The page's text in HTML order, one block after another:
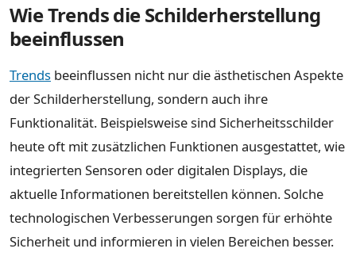
Wie Trends die Schilderherstellung
beeinflussen
Trends beeinflussen nicht nur die ästhetischen Aspekte
der Schilderherstellung, sondern auch ihre
Funktionalität. Beispielsweise sind Sicherheitsschilder
heute oft mit zusätzlichen Funktionen ausgestattet, wie
integrierten Sensoren oder digitalen Displays, die
aktuelle Informationen bereitstellen können. Solche
technologischen Verbesserungen sorgen für erhöhte
Sicherheit und informieren in vielen Bereichen besser.